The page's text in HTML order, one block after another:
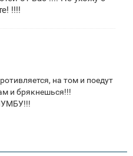
!!!!
на том и поедут
и брякнешься!!!